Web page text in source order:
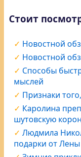
Стоит
Новостной
Новостной
Способы
мыслей
Признаки
Каролина
шутовскую
Людмила
подарки от